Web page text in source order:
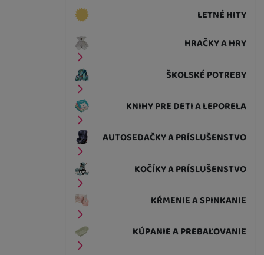
LETNÉ HITY
HRAČKY A HRY
ŠKOLSKÉ POTREBY
KNIHY PRE DETI A LEPORELA
AUTOSEDAČKY A PRÍSLUŠENSTVO
KOČÍKY A PRÍSLUŠENSTVO
KŔMENIE A SPINKANIE
KÚPANIE A PREBAĽOVANIE